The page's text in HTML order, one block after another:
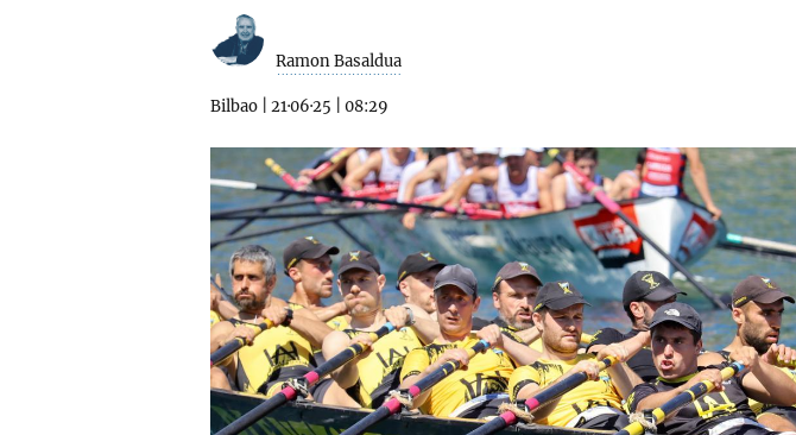
Ramon Basaldua
Bilbao 21·06·25 08:29